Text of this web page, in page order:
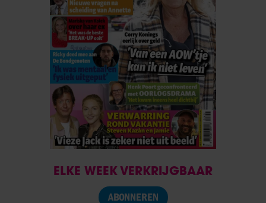
ELKE WEEK VERKRIJGBAAR
ABONNEREN